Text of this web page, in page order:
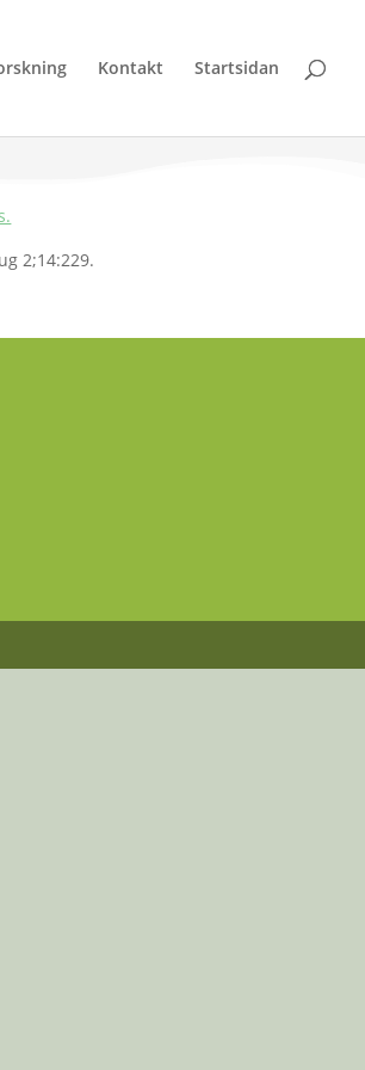
Kontakt Startsidan
2;14:229.